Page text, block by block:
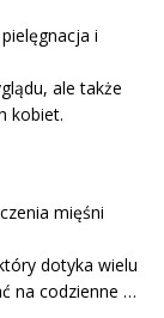
i
ale także
kobiet.
mięśni
dotyka wielu
na codzienne …